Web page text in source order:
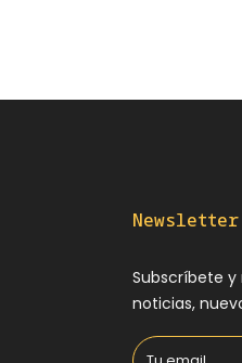
Newsletter
Subscríbete
noticias,